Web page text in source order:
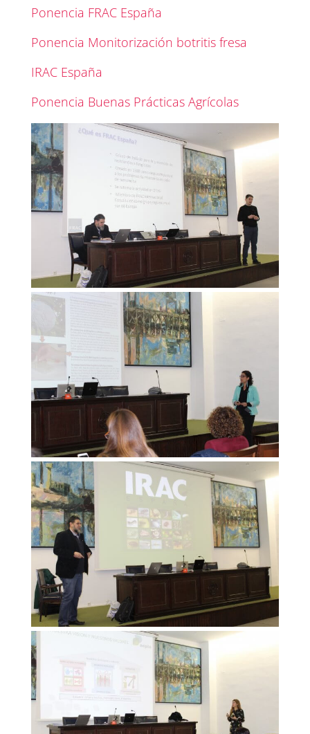
Ponencia FRAC España
Ponencia Monitorización botritis fresa
IRAC España
Ponencia Buenas Prácticas Agrícolas